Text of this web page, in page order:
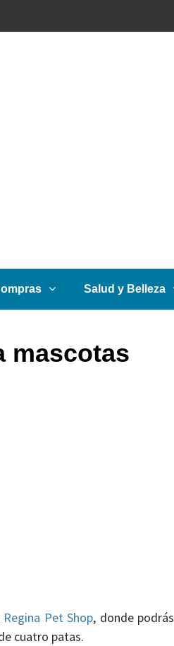
Salud y Belleza
mascotas
Regina Pet Shop, donde podrás
cuatro patas.